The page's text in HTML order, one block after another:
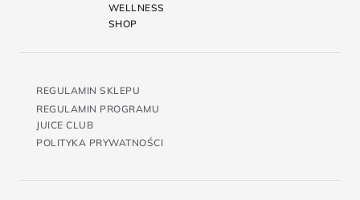
WELLNESS
SHOP
REGULAMIN SKLEPU
REGULAMIN PROGRAMU
JUICE CLUB
POLITYKA PRYWATNOŚCI